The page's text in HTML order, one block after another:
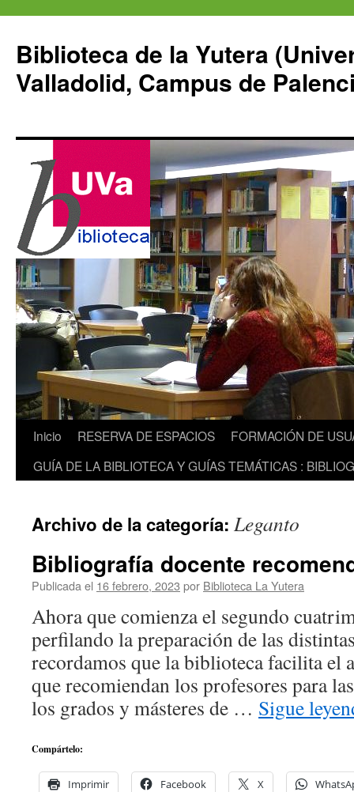
contenido
Biblioteca de la Yutera
Valladolid, Campus de
Inicio RESERVA DE ESPACIOS
FORMACIÓN DE
GUÍA DE LA BIBLIOTECA Y GUÍAS TEMÁTICAS :
Archivo de la categoría: Leganto
Bibliografía docente
Publicada el 16 febrero, 2023 por Biblioteca La Yutera
Ahora que comienza el segundo
perfilando la preparación de las
recordamos que la biblioteca facilita el
que recomiendan los profesores para
los grados y másteres de … Sigue
Compártelo:
Imprimir Facebook X